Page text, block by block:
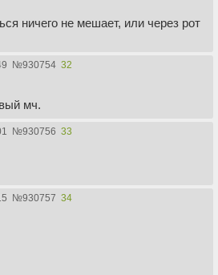
ничего не мешает, или через рот
№930754 32
мч.
№930756 33
№930757 34